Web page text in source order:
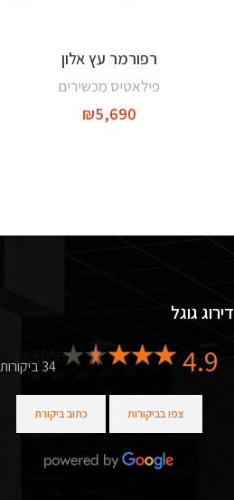
הוספה לסל
רפורמר עץ אלון
פילאטיס מכשירים
₪5,690
דירוג גוגל
4.9 34 ביקורות
צפו בביקורות כתוב ביקורת